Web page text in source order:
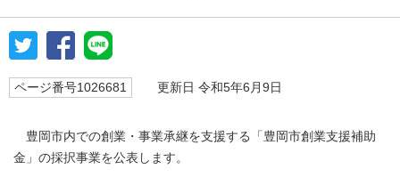
ページ番号1026681 更新日 令和5年6月9日
豊岡市内での創業・事業承継を支援する「豊岡市創業支援補助
金」の採択事業を公表します。